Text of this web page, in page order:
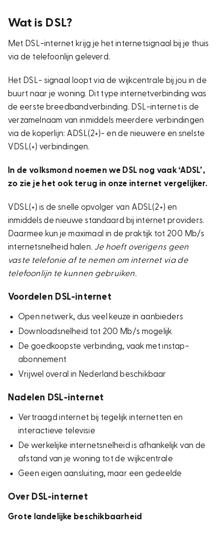
Wat is DSL?
Met DSL-internet krijg je het internetsignaal bij je thuis
via de telefoonlijn geleverd.
Het DSL- signaal loopt via de wijkcentrale bij jou in de
buurt naar je woning. Dit type internetverbinding was
de eerste breedbandverbinding. DSL-internet is de
verzamelnaam van inmiddels meerdere verbindingen
via de koperlijn: ADSL(2+)- en de nieuwere en snelste
VDSL(+) verbindingen.
In de volksmond noemen we DSL nog vaak ‘ADSL’,
zo zie je het ook terug in onze internet vergelijker.
VDSL(+) is de snelle opvolger van ADSL(2+) en
inmiddels de nieuwe standaard bij internet providers.
Daarmee kun je maximaal in de praktijk tot 200 Mb/s
internetsnelheid halen. Je hoeft overigens geen
vaste telefonie af te nemen om internet via de
telefoonlijn te kunnen gebruiken.
Voordelen DSL-internet
Open netwerk, dus veel keuze in aanbieders
Downloadsnelheid tot 200 Mb/s mogelijk
De goedkoopste verbinding, vaak met instap-
abonnement
Vrijwel overal in Nederland beschikbaar
Nadelen DSL-internet
Vertraagd internet bij tegelijk internetten en
interactieve televisie
De werkelijke internetsnelheid is afhankelijk van de
afstand van je woning tot de wijkcentrale
Geen eigen aansluiting, maar een gedeelde
Over DSL-internet
Grote landelijke beschikbaarheid